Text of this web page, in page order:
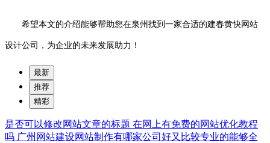
希望本文的介绍能够帮助您在泉州找到一家合适的建春黄快网站
设计公司，为企业的未来发展助力！
最新
推荐
精彩
是否可以修改网站文章的标题 在网上有免费的网站优化教程
吗 广州网站建设网站制作有哪家公司好又比较专业的能够全